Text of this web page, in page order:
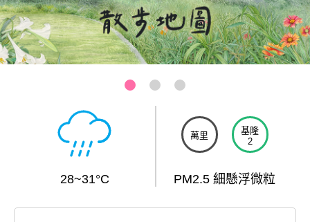
基隆-和平島公園
28~31°C
萬里
基隆
2
PM2.5 細懸浮微粒